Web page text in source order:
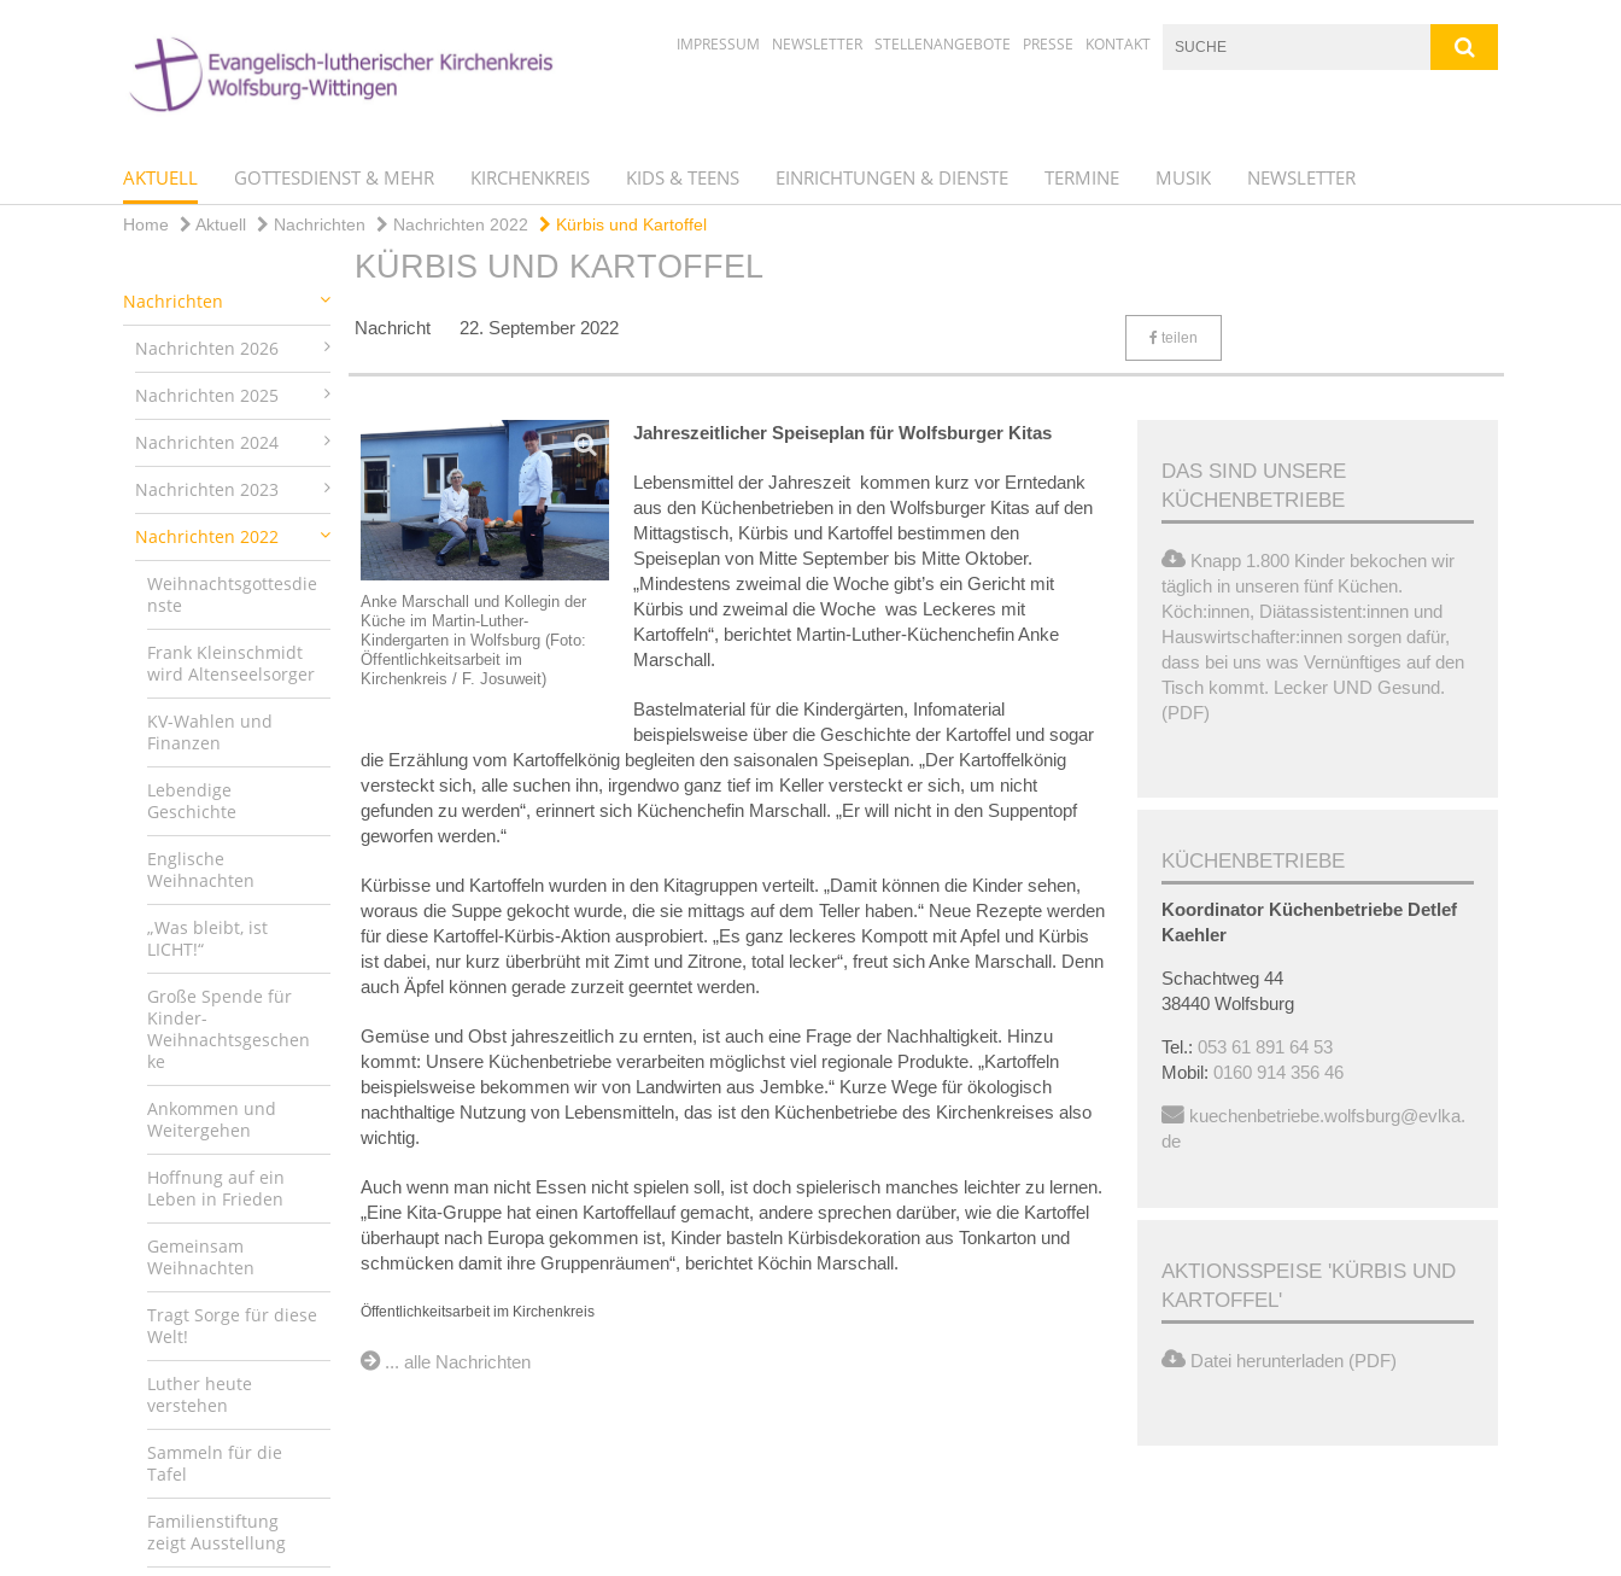
IMPRESSUM NEWSLETTER STELLENANGEBOTE PRESSE KONTAKT
AKTUELL GOTTESDIENST & MEHR KIRCHENKREIS KIDS & TEENS EINRICHTUNGEN & DIENSTE TERMINE MUSIK NEWSLETTER
Home Aktuell Nachrichten Nachrichten 2022 Kürbis und Kartoffel
Nachrichten
Nachrichten 2026
Nachrichten 2025
Nachrichten 2024
Nachrichten 2023
Nachrichten 2022
Weihnachtsgottesdie
nste
Frank Kleinschmidt
wird Altenseelsorger
KV-Wahlen und
Finanzen
Lebendige
Geschichte
Englische
Weihnachten
„Was bleibt, ist
LICHT!“
Große Spende für
Kinder-
Weihnachtsgeschen
ke
Ankommen und
Weitergehen
Hoffnung auf ein
Leben in Frieden
Gemeinsam
Weihnachten
Tragt Sorge für diese
Welt!
Luther heute
verstehen
Sammeln für die
Tafel
Familienstiftung
zeigt Ausstellung
KÜRBIS UND KARTOFFEL
Nachricht 22. September 2022 teilen
Anke Marschall und Kollegin der
Küche im Martin-Luther-
Kindergarten in Wolfsburg (Foto:
Öffentlichkeitsarbeit im
Kirchenkreis / F. Josuweit)
Jahreszeitlicher Speiseplan für Wolfsburger Kitas
Lebensmittel der Jahreszeit kommen kurz vor Erntedank
aus den Küchenbetrieben in den Wolfsburger Kitas auf den
Mittagstisch, Kürbis und Kartoffel bestimmen den
Speiseplan von Mitte September bis Mitte Oktober.
„Mindestens zweimal die Woche gibt’s ein Gericht mit
Kürbis und zweimal die Woche was Leckeres mit
Kartoffeln“, berichtet Martin-Luther-Küchenchefin Anke
Marschall.
Bastelmaterial für die Kindergärten, Infomaterial
beispielsweise über die Geschichte der Kartoffel und sogar
die Erzählung vom Kartoffelkönig begleiten den saisonalen Speiseplan. „Der Kartoffelkönig
versteckt sich, alle suchen ihn, irgendwo ganz tief im Keller versteckt er sich, um nicht
gefunden zu werden“, erinnert sich Küchenchefin Marschall. „Er will nicht in den Suppentopf
geworfen werden.“
Kürbisse und Kartoffeln wurden in den Kitagruppen verteilt. „Damit können die Kinder sehen,
woraus die Suppe gekocht wurde, die sie mittags auf dem Teller haben.“ Neue Rezepte werden
für diese Kartoffel-Kürbis-Aktion ausprobiert. „Es ganz leckeres Kompott mit Apfel und Kürbis
ist dabei, nur kurz überbrüht mit Zimt und Zitrone, total lecker“, freut sich Anke Marschall. Denn
auch Äpfel können gerade zurzeit geerntet werden.
Gemüse und Obst jahreszeitlich zu ernten, ist auch eine Frage der Nachhaltigkeit. Hinzu
kommt: Unsere Küchenbetriebe verarbeiten möglichst viel regionale Produkte. „Kartoffeln
beispielsweise bekommen wir von Landwirten aus Jembke.“ Kurze Wege für ökologisch
nachthaltige Nutzung von Lebensmitteln, das ist den Küchenbetriebe des Kirchenkreises also
wichtig.
Auch wenn man nicht Essen nicht spielen soll, ist doch spielerisch manches leichter zu lernen.
„Eine Kita-Gruppe hat einen Kartoffellauf gemacht, andere sprechen darüber, wie die Kartoffel
überhaupt nach Europa gekommen ist, Kinder basteln Kürbisdekoration aus Tonkarton und
schmücken damit ihre Gruppenräumen“, berichtet Köchin Marschall.
Öffentlichkeitsarbeit im Kirchenkreis
... alle Nachrichten
DAS SIND UNSERE
KÜCHENBETRIEBE
Knapp 1.800 Kinder bekochen wir
täglich in unseren fünf Küchen.
Köch:innen, Diätassistent:innen und
Hauswirtschafter:innen sorgen dafür,
dass bei uns was Vernünftiges auf den
Tisch kommt. Lecker UND Gesund.
(PDF)
KÜCHENBETRIEBE
Koordinator Küchenbetriebe Detlef
Kaehler
Schachtweg 44
38440 Wolfsburg
Tel.: 053 61 891 64 53
Mobil: 0160 914 356 46
kuechenbetriebe.wolfsburg@evlka.
de
AKTIONSSPEISE 'KÜRBIS UND
KARTOFFEL'
Datei herunterladen (PDF)